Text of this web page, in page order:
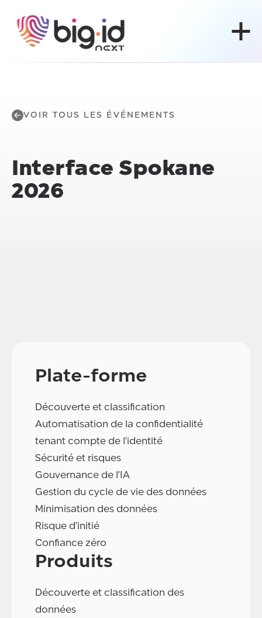
VOIR TOUS LES ÉVÉNEMENTS
Interface Spokane
2026
Plate-forme
Découverte et classification
Automatisation de la confidentialité
tenant compte de l'identité
Sécurité et risques
Gouvernance de l'IA
Gestion du cycle de vie des données
Minimisation des données
Risque d'initié
Confiance zéro
Produits
Découverte et classification des
données